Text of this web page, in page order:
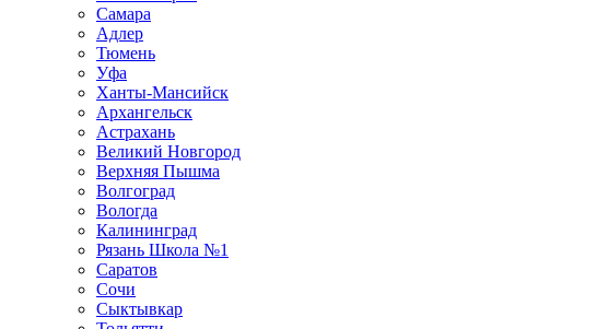
Самара
Адлер
Тюмень
Уфа
Ханты-Мансийск
Архангельск
Астрахань
Великий Новгород
Верхняя Пышма
Волгоград
Вологда
Калининград
Рязань Школа №1
Саратов
Сочи
Сыктывкар